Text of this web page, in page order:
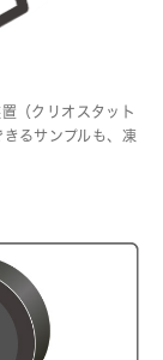
（クリオスタット
るサンプルも、凍